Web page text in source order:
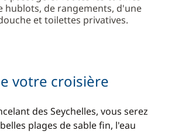
hublots, de rangements, d'une
et toilettes privatives.
votre croisière
des Seychelles, vous serez
plages de sable fin, l'eau